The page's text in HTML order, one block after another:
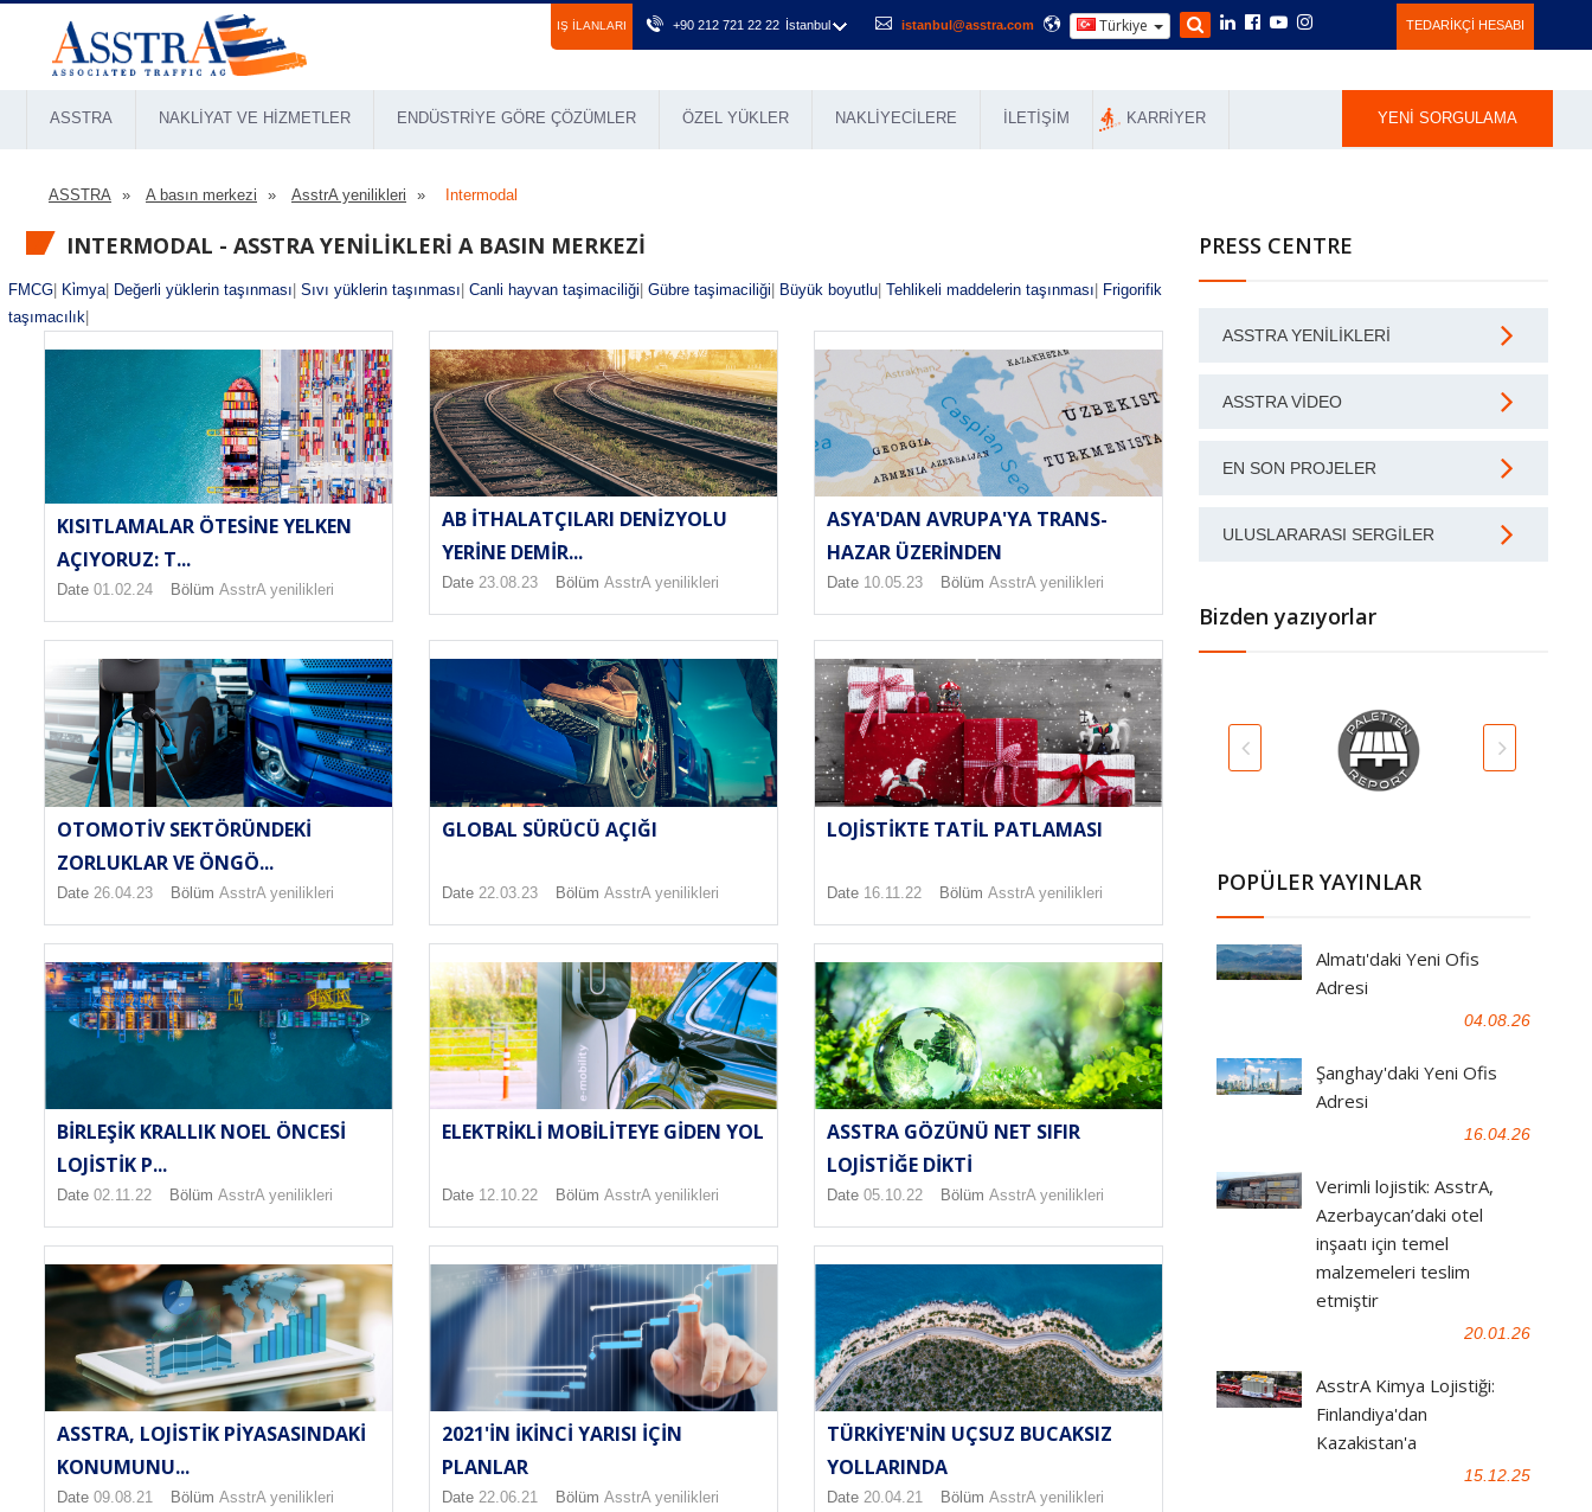
IŞ ILANLARI +90 212 721 22 22 İstanbul istanbul@asstra.com Türkiye TEDARIKÇI HESABI
ASSTRA NAKLIYAT VE HIZMETLER ENDÜSTRIYE GÖRE ÇÖZÜMLER ÖZEL YÜKLER NAKLIYECILERE İLETIŞIM KARRIYER YENI SORGULAMA
ASSTRA A basın merkezi AsstrA yenilikleri Intermodal
INTERMODAL - ASSTRA YENILIKLERI A BASIN MERKEZI
FMCG Ki̇mya| Değerli yüklerin taşınması Sıvı yüklerin taşınması Canli hayvan taşimaciliği Gübre taşimaciliği Büyük boyutlu Tehlikeli maddelerin taşınması
Frigorifik
taşımacılık
KISITLAMALAR ÖTESINE YELKEN
AÇIYORUZ: T...
Date 01.02.24 Bölüm AsstrA yenilikleri
AB İTHALATÇILARI DENIZYOLU
YERINE DEMIR...
Date 23.08.23Bölüm AsstrA yenilikleri
ASYA'DAN AVRUPA'YA TRANS-
HAZAR ÜZERINDEN
Date 10.05.23Bölüm AsstrA yenilikleri
OTOMOTIV SEKTÖRÜNDEKI
ZORLUKLAR VE ÖNGÖ...
Date 26.04.23 Bölüm AsstrA yenilikleri
GLOBAL SÜRÜCÜ AÇIĞI
Date 22.03.23Bölüm AsstrA yenilikleri
LOJISTIKTE TATIL PATLAMASI
Date 16.11.22Bölüm AsstrA yenilikleri
BIRLEŞIK KRALLIK NOEL ÖNCESI
LOJISTIK P...
Date 02.11.22 Bölüm AsstrA yenilikleri
ELEKTRIKLI MOBILITEYE GIDEN YOL
Date 12.10.22Bölüm AsstrA yenilikleri
ASSTRA GÖZÜNÜ NET SIFIR
LOJISTIĞE DIKTI
Date 05.10.22Bölüm AsstrA yenilikleri
ASSTRA, LOJISTIK PIYASASINDAKI
KONUMUNU...
Date 09.08.21 Bölüm AsstrA yenilikleri
2021'IN IKINCI YARISI IÇIN
PLANLAR
Date 22.06.21 Bölüm AsstrA yenilikleri
TÜRKIYE'NIN UÇSUZ BUCAKSIZ
YOLLARINDA
Date 20.04.21 Bölüm AsstrA yenilikleri
PRESS CENTRE
ASSTRA YENILIKLERI
ASSTRA VIDEO
EN SON PROJELER
ULUSLARARASI SERGILER
Bizden yazıyorlar
POPÜLER YAYINLAR
Almatı'daki Yeni Ofis
Adresi
04.08.26
Şanghay'daki Yeni Ofis
Adresi
16.04.26
Verimli lojistik: AsstrA,
Azerbaycan’daki otel
inşaatı için temel
malzemeleri teslim
etmiştir
20.01.26
AsstrA Kimya Lojistiği:
Finlandiya'dan
Kazakistan'a
15.12.25